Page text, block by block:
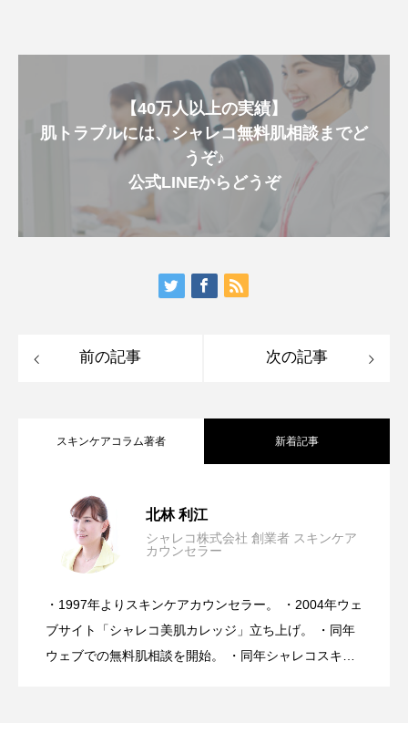
【40万人以上の実績】
肌トラブルには、シャレコ無料肌相談までど
うぞ♪
公式LINEからどうぞ
前の記事 次の記事
スキンケアコラム著者 新着記事
北林 利江
シャレコ株式会社 創業者 スキンケア
カウンセラー
・1997年よりスキンケアカウンセラー。 ・2004年ウェ
ブサイト「シャレコ美肌カレッジ」立ち上げ。 ・同年
ウェブでの無料肌相談を開始。 ・同年シャレコスキン
2026.08.07
2026.07.31
NGケアとOKケア
2026.07.24 美容は30年間進化し続けたのに、なぜ肌